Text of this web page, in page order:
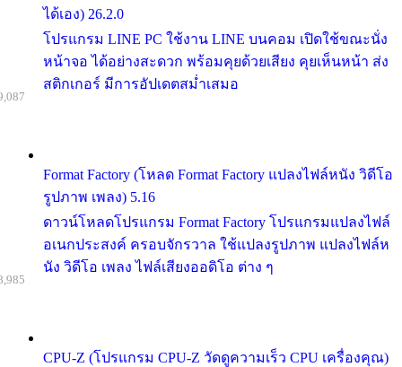
ได้เอง) 26.2.0
โปรแกรม LINE PC ใช้งาน LINE บนคอม เปิดใช้ขณะนั่ง
หน้าจอ ได้อย่างสะดวก พร้อมคุยด้วยเสียง คุยเห็นหน้า ส่ง
สติกเกอร์ มีการอัปเดตสม่ำเสมอ
Format Factory (โหลด Format Factory แปลงไฟล์หนัง วิดีโอ
รูปภาพ เพลง) 5.16
ดาวน์โหลดโปรแกรม Format Factory โปรแกรมแปลงไฟล์
อเนกประสงค์ ครอบจักรวาล ใช้แปลงรูปภาพ แปลงไฟล์ห
นัง วิดีโอ เพลง ไฟล์เสียงออดิโอ ต่าง ๆ
CPU-Z (โปรแกรม CPU-Z วัดดูความเร็ว CPU เครื่องคุณ)